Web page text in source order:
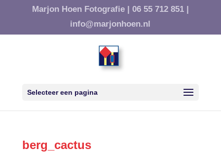
Marjon Hoen Fotografie | 06 55 712 851 |
info@marjonhoen.nl
Selecteer een pagina
berg_cactus